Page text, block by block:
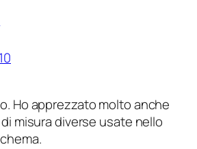
Ho apprezzato molto anche
misura diverse usate nello